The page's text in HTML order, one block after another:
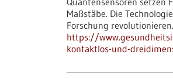
Maßstäbe. Die
Forschung revolutionieren.
https://
kontaktlos-und-